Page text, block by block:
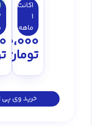
اکانت
1
ماهه
تومان
خرید وی پی